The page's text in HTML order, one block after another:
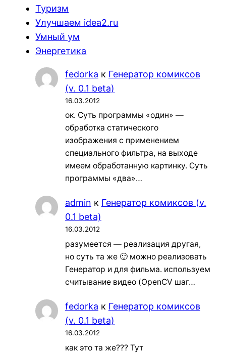
Туризм
Улучшаем idea2.ru
Умный ум
Энергетика
fedorka к Генератор комиксов
(v. 0.1 beta)
16.03.2012
ок. Суть программы «один» —
обработка статического
изображения с применением
специального фильтра, на выходе
имеем обработанную картинку. Суть
программы «два»…
admin к Генератор комиксов (v.
0.1 beta)
16.03.2012
разумеется — реализация другая,
но суть та же 🙂 можно реализовать
Генератор и для фильма. используем
считывание видео (OpenCV шаг…
fedorka к Генератор комиксов
(v. 0.1 beta)
16.03.2012
как это та же??? Тут